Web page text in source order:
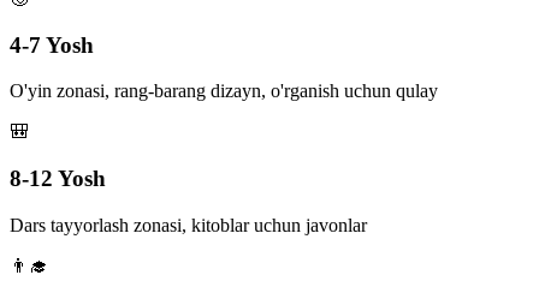
4-7 Yosh
O'yin zonasi, rang-barang dizayn, o'rganish uchun qulay
🎒
8-12 Yosh
Dars tayyorlash zonasi, kitoblar uchun javonlar
👨‍🎓